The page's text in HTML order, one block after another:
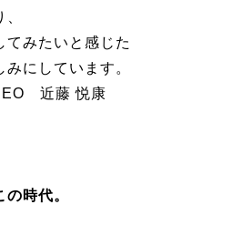
てみたいと感じた
にしています。
時代。